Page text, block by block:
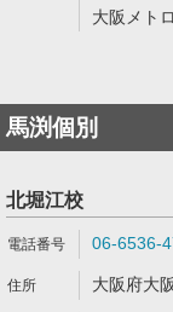
大阪メト
馬渕個別
北堀江校
06-6536-
大阪府大